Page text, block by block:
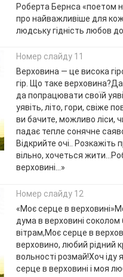
Роберта Бернса «поетом
про найважливіше для
людську гідність любов
Номер слайду 11
Верховина — це висока
гір. Що таке
да попрацювати своїй
уявіть, літо, гори, свіже
ви бачите, можливо ліси,
падає тепле сонячне
Відкрийте очі.. Розкажіть
вільно, хочеться
верховині...»
Номер слайду 12
«Моє серце в
дума в верховині соколом
вітрам,Моє серце в
верховино, любий рідний
вольності розмай!Хоч
серце в верховині і моя